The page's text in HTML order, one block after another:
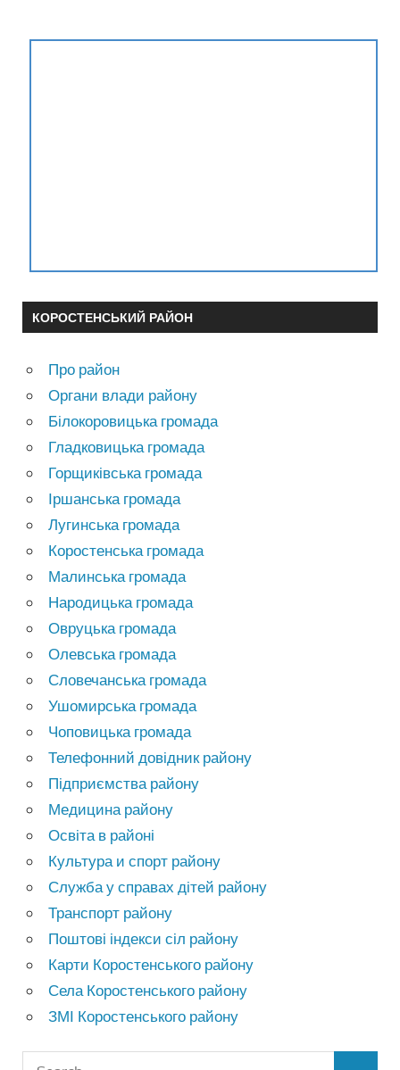
КОРОСТЕНСЬКИЙ РАЙОН
Про район
Органи влади району
Білокоровицька громада
Гладковицька громада
Горщиківська громада
Іршанська громада
Лугинська громада
Коростенська громада
Малинська громада
Народицька громада
Овруцька громада
Олевська громада
Словечанська громада
Ушомирська громада
Чоповицька громада
Телефонний довідник району
Підприємства району
Медицина району
Освіта в районі
Культура и спорт району
Служба у справах дітей району
Транспорт району
Поштові індекси сіл району
Карти Коростенського району
Села Коростенського району
ЗМІ Коростенського району